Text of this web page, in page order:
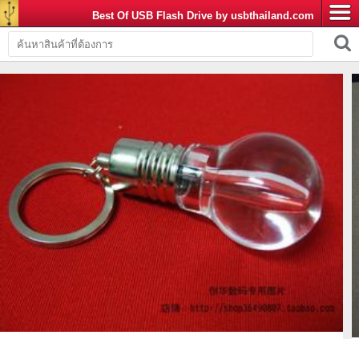
Best Of USB Flash Drive by usbthailand.com